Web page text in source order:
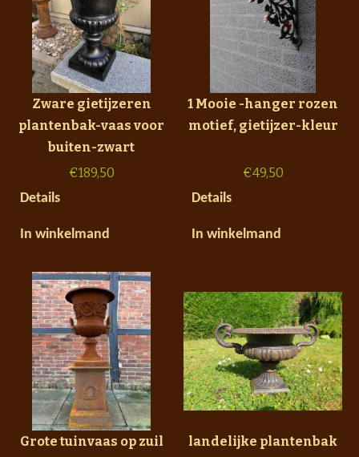
Zware gietijzeren
plantenbak-vaas voor
buiten-zwart
€189,50
Details
In winkelmand
1 Mooie -hanger rozen
motief, gietijzer-kleur
€49,50
Details
In winkelmand
Grote tuinvaas op zuil
landelijke plantenbak